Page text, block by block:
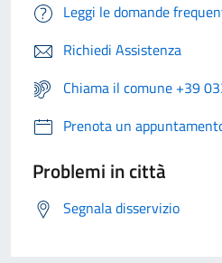
Leggi le domande
Richiedi Assistenza
Chiama il comune +39
Prenota un
Problemi in città
Segnala disservizio